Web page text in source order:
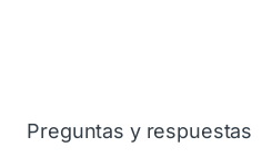
Preguntas y respuestas